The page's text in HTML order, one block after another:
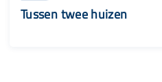
Tussen twee huizen